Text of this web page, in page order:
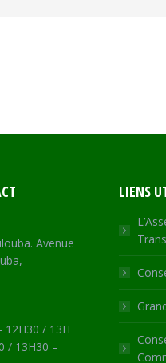
Avenue
12H30 / 13H
/ 13H30 –
LIENS